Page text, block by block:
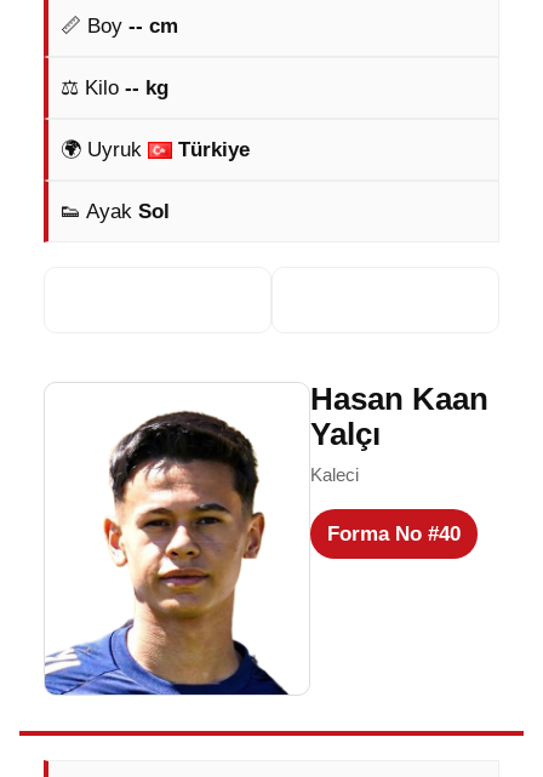
📏 Boy -- cm
⚖️ Kilo -- kg
🌍 Uyruk Türkiye
👟 Ayak Sol
Hasan Kaan
Yalçı
Kaleci
Forma No #40